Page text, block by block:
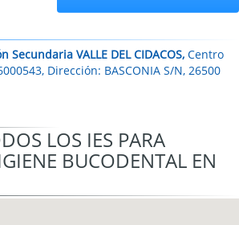
VALLE DEL CIDACOS, Centro
Dirección: BASCONIA S/N, 26500
LOS IES PARA
BUCODENTAL EN